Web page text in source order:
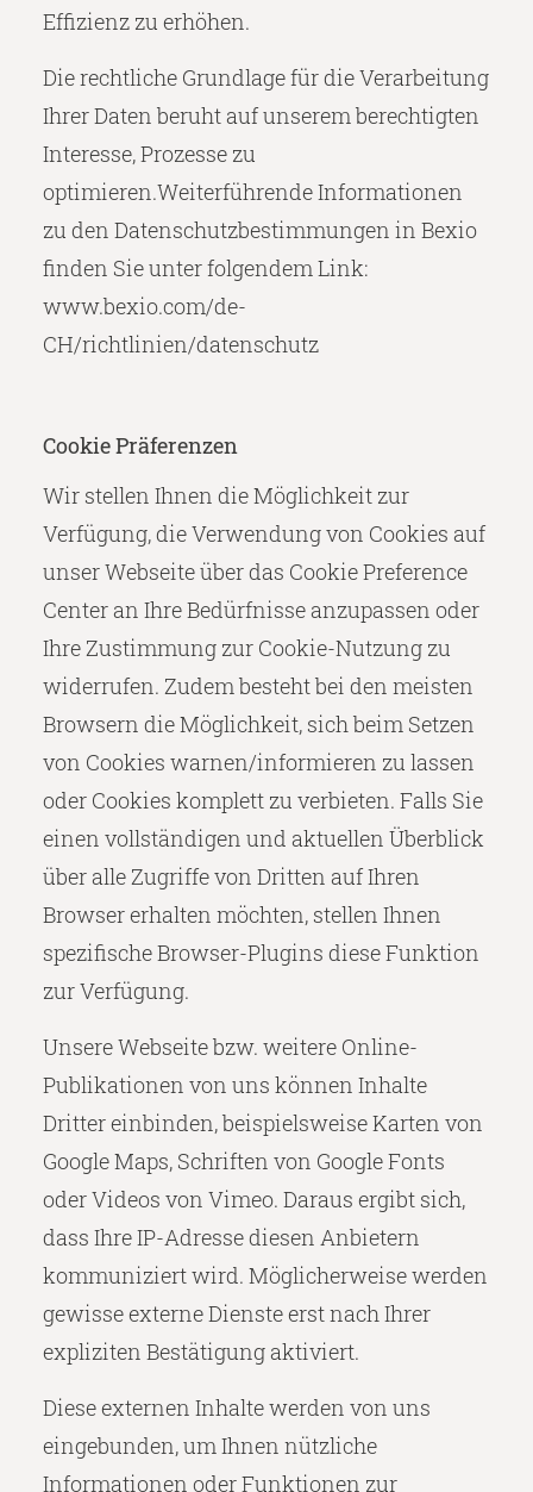
Effizienz zu erhöhen.
Die rechtliche Grundlage für die Verarbeitung
Ihrer Daten beruht auf unserem berechtigten
Interesse, Prozesse zu
optimieren.Weiterführende Informationen
zu den Datenschutzbestimmungen in Bexio
finden Sie unter folgendem Link:
www.bexio.com/de-
CH/richtlinien/datenschutz
Cookie Präferenzen
Wir stellen Ihnen die Möglichkeit zur
Verfügung, die Verwendung von Cookies auf
unser Webseite über das Cookie Preference
Center an Ihre Bedürfnisse anzupassen oder
Ihre Zustimmung zur Cookie-Nutzung zu
widerrufen. Zudem besteht bei den meisten
Browsern die Möglichkeit, sich beim Setzen
von Cookies warnen/informieren zu lassen
oder Cookies komplett zu verbieten. Falls Sie
einen vollständigen und aktuellen Überblick
über alle Zugriffe von Dritten auf Ihren
Browser erhalten möchten, stellen Ihnen
spezifische Browser-Plugins diese Funktion
zur Verfügung.
Unsere Webseite bzw. weitere Online-
Publikationen von uns können Inhalte
Dritter einbinden, beispielsweise Karten von
Google Maps, Schriften von Google Fonts
oder Videos von Vimeo. Daraus ergibt sich,
dass Ihre IP-Adresse diesen Anbietern
kommuniziert wird. Möglicherweise werden
gewisse externe Dienste erst nach Ihrer
expliziten Bestätigung aktiviert.
Diese externen Inhalte werden von uns
eingebunden, um Ihnen nützliche
Informationen oder Funktionen zur